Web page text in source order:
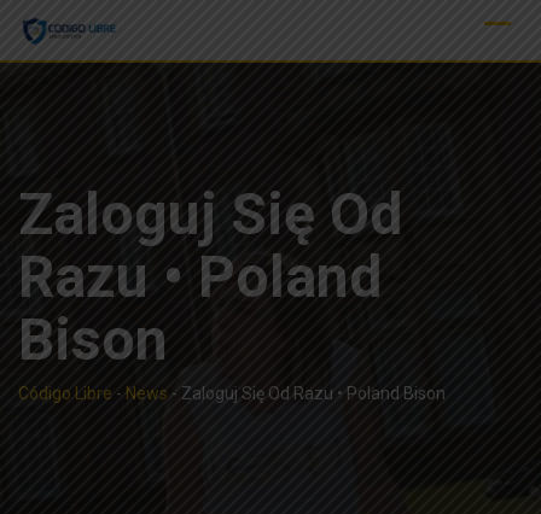
Skip
Zaloguj Się Od
Razu • Poland
Bison
Código Libre - News - Zaloguj Się Od Razu • Poland Bison